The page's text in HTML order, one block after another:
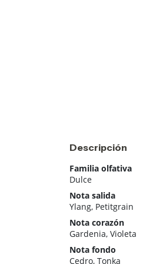
Descripción
Familia olfativa
Dulce
Nota salida
Ylang, Petitgrain
Nota corazón
Gardenia, Violeta
Nota fondo
Cedro, Tonka